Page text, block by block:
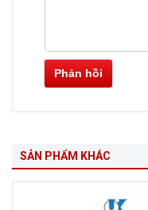
Phản hồi
SẢN PHẨM KHÁC